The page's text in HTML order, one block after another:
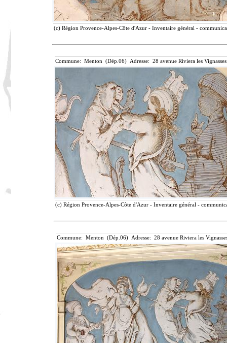
(c) Région Provence-Alpes-Côte d'Azur - Inventaire général -
Commune: Menton (Dép.06) Adresse: 28 avenue Riviera les
(c) Région Provence-Alpes-Côte d'Azur - Inventaire général -
Commune: Menton (Dép.06) Adresse: 28 avenue Riviera les